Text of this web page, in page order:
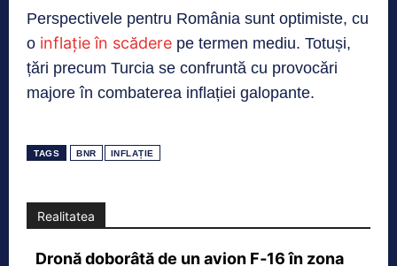
Perspectivele pentru România sunt optimiste, cu
o inflație în scădere pe termen mediu. Totuși,
țări precum Turcia se confruntă cu provocări
majore în combaterea inflației galopante.
TAGS BNR INFLAȚIE
Realitatea
Dronă doborâtă de un avion F‑16 în zona